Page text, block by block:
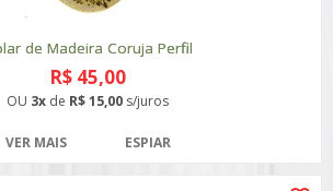
de Madeira Coruja Perfil
R$ 45,00
OU 3x de R$ 15,00 s/juros
VER MAIS ESPIAR